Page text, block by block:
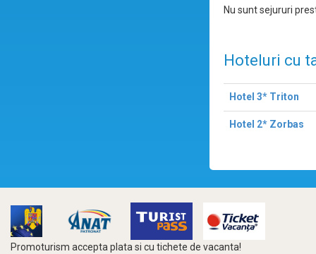
Nu sunt sejururi
Hoteluri cu
Hotel 3* Triton
Hotel 2* Zorbas
Promoturism accepta plata si cu tichete de vacanta!